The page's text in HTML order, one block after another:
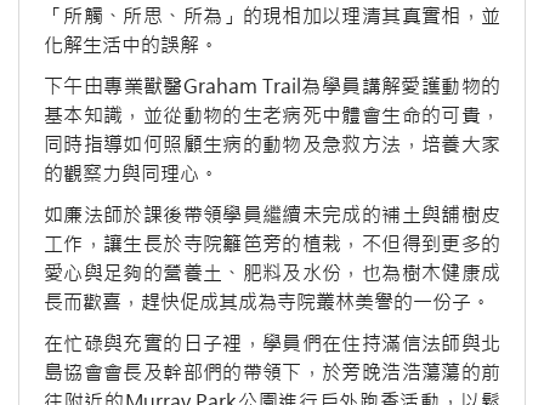
「所觸、所思、所為」的現相加以理清其真實相，並
化解生活中的誤解。
下午由專業獸醫Graham Trail為學員講解愛護動物的
基本知識，並從動物的生老病死中體會生命的可貴，
同時指導如何照顧生病的動物及急救方法，培養大家
的觀察力與同理心。
如廉法師於課後帶領學員繼續未完成的補土與舖樹皮
工作，讓生長於寺院籬笆旁的植栽，不但得到更多的
愛心與足夠的營養土、肥料及水份，也為樹木健康成
長而歡喜，趕快促成其成為寺院叢林美譽的一份子。
在忙碌與充實的日子裡，學員們在住持滿信法師與北
島協會會長及幹部們的帶領下，於旁晚浩浩蕩蕩的前